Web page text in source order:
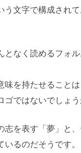
文字で構成され
となく読めるフォ
を持たせること
ではないでしょう
志を表す「夢」と
るのだそうです。